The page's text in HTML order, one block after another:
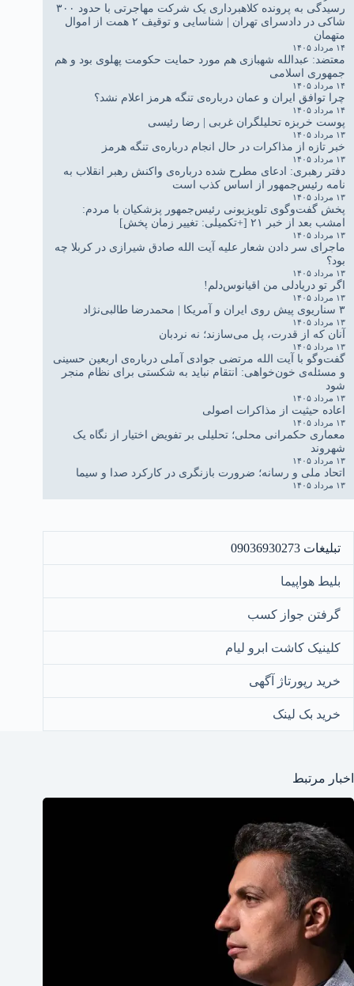
رسیدگی به پرونده کلاهبرداری یک شرکت مهاجرتی با حدود ۳۰۰
شاکی در دادسرای تهران | شناسایی و توقیف ۲ همت از اموال
متهمان
۱۴ مرداد ۱۴۰۵
معتضد: عبدالله شهبازی هم مورد حمایت حکومت پهلوی بود و هم
جمهوری اسلامی
۱۴ مرداد ۱۴۰۵
چرا توافق ایران و عمان درباره‌ی تنگه هرمز اعلام نشد؟
۱۴ مرداد ۱۴۰۵
پوست خربزه تحلیلگران غربی | رضا رئیسی
۱۳ مرداد ۱۴۰۵
خبر تازه از مذاکرات در حال انجام درباره‌ی تنگه هرمز
۱۳ مرداد ۱۴۰۵
دفتر رهبری: ادعای مطرح شده درباره‌ی واکنش رهبر انقلاب به
نامه رئیس‌جمهور از اساس کذب است
۱۳ مرداد ۱۴۰۵
پخش گفت‌وگوی تلویزیونی رئیس‌جمهور پزشکیان با مردم:
امشب بعد از خبر ۲۱ [+تکمیلی: تغییر زمان پخش]
۱۳ مرداد ۱۴۰۵
ماجرای سر دادن شعار علیه آیت الله صادق شیرازی در کربلا چه
بود؟
۱۳ مرداد ۱۴۰۵
اگر تو دریادلی من اقیانوس‌دلم!
۱۳ مرداد ۱۴۰۵
۳ سناریوی پیش روی ایران و آمریکا | محمدرضا طالبی‌نژاد
۱۳ مرداد ۱۴۰۵
آنان که از قدرت، پل می‌سازند؛ نه نردبان
۱۳ مرداد ۱۴۰۵
گفت‌وگو با آیت الله مرتضی جوادی آملی درباره‌ی اربعین حسینی
و مسئله‌ی خون‌خواهی: انتقام نباید به شکستی برای نظام منجر
شود
۱۳ مرداد ۱۴۰۵
اعاده حیثیت از مذاکرات اصولی
۱۳ مرداد ۱۴۰۵
معماری حکمرانی محلی؛ تحلیلی بر تفویض اختیار از نگاه یک
شهروند
۱۳ مرداد ۱۴۰۵
اتحاد ملی و رسانه؛ ضرورت بازنگری در کارکرد صدا و سیما
۱۳ مرداد ۱۴۰۵
تبلیغات 09036930273
بلیط هواپیما
گرفتن جواز کسب
کلینیک کاشت ابرو لیام
خرید رپورتاژ آگهی
خرید بک لینک
اخبار مرتبط